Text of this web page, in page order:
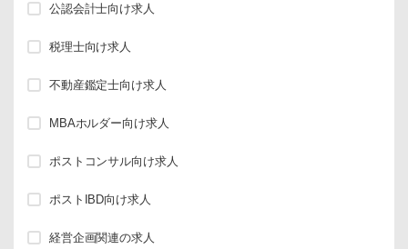
公認会計士向け求人
税理士向け求人
不動産鑑定士向け求人
MBAホルダー向け求人
ポストコンサル向け求人
ポストIBD向け求人
経営企画関連の求人